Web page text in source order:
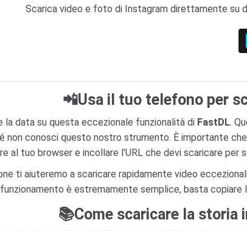
Scarica video e foto di Instagram direttamente su
📲Usa il tuo telefono per
la data su questa eccezionale funzionalità di FastDL.
conosci questo nostro strumento. È importante
al tuo browser e incollare l'URL che devi scaricare
ti aiuteremo a scaricare rapidamente video
è estremamente semplice, basta
📚Come scaricare la storia